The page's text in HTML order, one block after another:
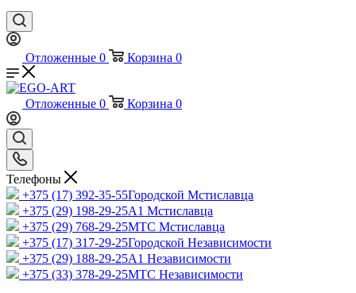
Отложенные 0 Корзина 0
Отложенные 0 Корзина 0
Телефоны
+375 (17) 392-35-55Городской Мстиславца
+375 (29) 198-29-25A1 Мстиславца
+375 (29) 768-29-25МТС Мстиславца
+375 (17) 317-29-25Городской Независимости
+375 (29) 188-29-25A1 Независимости
+375 (33) 378-29-25МТС Независимости